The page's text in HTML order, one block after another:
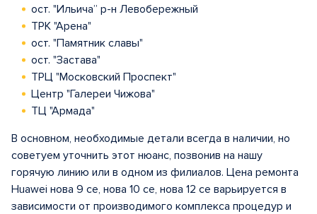
ост. "Ильича” р-н Левобережный
ТРК "Арена"
ост. "Памятник славы"
ост. "Застава"
ТРЦ "Московский Проспект"
Центр "Галереи Чижова"
ТЦ "Армада"
В основном, необходимые детали всегда в наличии, но
советуем уточнить этот нюанс, позвонив на нашу
горячую линию или в одном из филиалов. Цена ремонта
Huawei нова 9 се, нова 10 се, нова 12 се варьируется в
зависимости от производимого комплекса процедур и